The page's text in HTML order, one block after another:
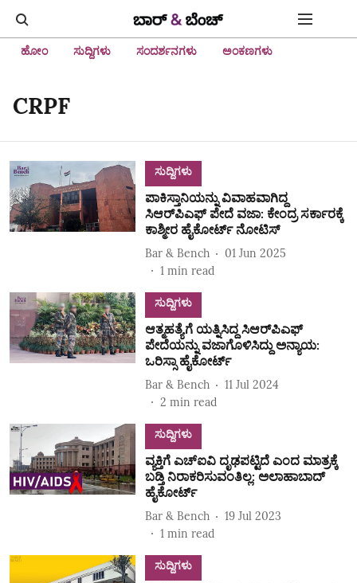
ಹೋಂ ಸುದ್ದಿಗಳು ಸಂದರ್ಶನಗಳು ಅಂಕಣಗಳು
CRPF
ಸುದ್ದಿಗಳು
ಪಾಕಿಸ್ತಾನಿಯನ್ನು ವಿವಾಹವಾಗಿದ್ದ
ಸಿಆರ್‌ಪಿಎಫ್‌ ಪೇದೆ ವಜಾ: ಕೇಂದ್ರ‌ ಸರ್ಕಾರಕ್ಕೆ
ಕಾಶ್ಮೀರ ಹೈಕೋರ್ಟ್ ನೋಟಿಸ್‌
Bar & Bench
01 Jun 2025
1 min read
ಸುದ್ದಿಗಳು
ಆತ್ಮಹತ್ಯೆಗೆ ಯತ್ನಿಸಿದ್ದ ಸಿಆರ್‌ಪಿಎಫ್‌
ಪೇದೆಯನ್ನು ವಜಾಗೊಳಿಸಿದ್ದು ಅನ್ಯಾಯ:
ಒರಿಸ್ಸಾ ಹೈಕೋರ್ಟ್
Bar & Bench
11 Jul 2024
2 min read
ಸುದ್ದಿಗಳು
ವ್ಯಕ್ತಿಗೆ ಎಚ್ಐವಿ ದೃಢಪಟ್ಟಿದೆ ಎಂದ ಮಾತ್ರಕ್ಕೆ
ಬಡ್ತಿ ನಿರಾಕರಿಸುವಂತಿಲ್ಲ: ಅಲಾಹಾಬಾದ್
ಹೈಕೋರ್ಟ್
Bar & Bench
19 Jul 2023
1 min read
ಸುದ್ದಿಗಳು